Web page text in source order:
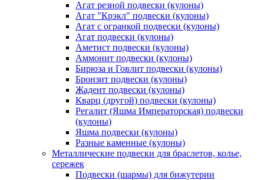
Агат резной подвески (кулоны)
Агат "Крэкл" подвески (кулоны)
Агат с огранкой подвески (кулоны)
Агат подвески (кулоны)
Аметист подвески (кулоны)
Аммонит подвески (кулоны)
Бирюза и Говлит подвески (кулоны)
Бронзит подвески (кулоны)
Жадеит подвески (кулоны)
Кварц (другой) подвески (кулоны)
Регалит (Яшма Императорская) подвески
(кулоны)
Яшма подвески (кулоны)
Разные каменные (кулоны)
Металлические подвески для браслетов, колье,
сережек
Подвески (шармы) для бижутерии